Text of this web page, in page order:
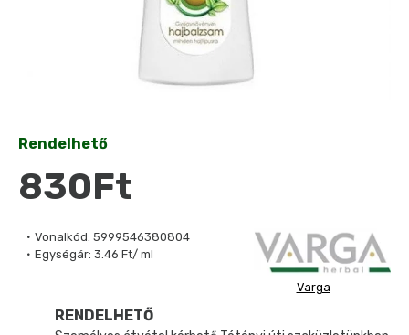
Vonalkód: 5999546380804
Egységár: 3.46 Ft/ ml
Varga
Rendelhető
830Ft
RENDELHETŐ